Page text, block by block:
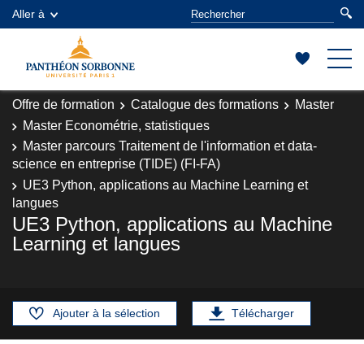
Aller à
Offre de formation Catalogue des formations
Master
Master Econométrie, statistiques
Master parcours Traitement de l'information et data-
science en entreprise (TIDE) (FI-FA)
UE3 Python, applications au Machine Learning et
langues
UE3 Python, applications au Machine
Learning et langues
Ajouter à la sélection Télécharger